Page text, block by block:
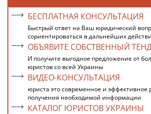
БЕСПЛАТНАЯ КОНСУЛЬТАЦИЯ
Быстрый ответ на Ваш юридический
сориентироваться в дальнейших
ОБЪЯВИТЕ СОБСТВЕННЫЙ
И получите выгодное предложение от
юристов со всей Украины
ВИДЕО-КОНСУЛЬТАЦИЯ
юриста это современное и эффективное
получения необходимой информации
КАТАЛОГ ЮРИСТОВ УКРАИНЫ